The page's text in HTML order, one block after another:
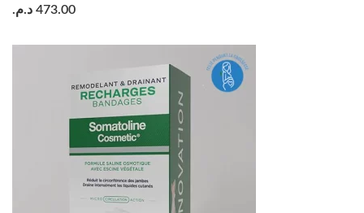
473.00 د.م.